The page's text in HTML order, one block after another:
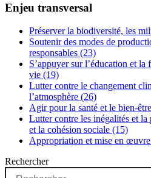
Enjeu transversal
Préserver la biodiversité, les
Soutenir des modes de
responsables (23)
S’appuyer sur l’éducation et
vie (19)
Lutter contre le changement
l’atmosphère (26)
Agir pour la santé et le bien-
Lutter contre les inégalités et la
et la cohésion sociale (15)
Appropriation et mise en
Rechercher